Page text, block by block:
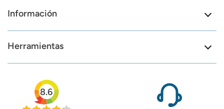
Información
Herramientas
8.6